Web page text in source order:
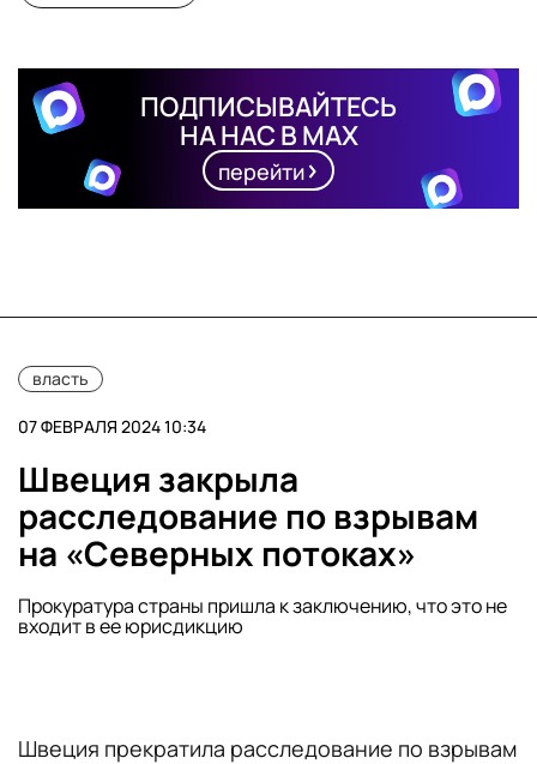
ПОДПИСЫВАЙТЕСЬ
НА НАС В MAX
перейти
власть
07 ФЕВРАЛЯ 2024 10:34
Швеция закрыла
расследование по взрывам
на «Северных потоках»
Прокуратура страны пришла к заключению, что это не
входит в ее юрисдикцию
Швеция прекратила расследование по взрывам